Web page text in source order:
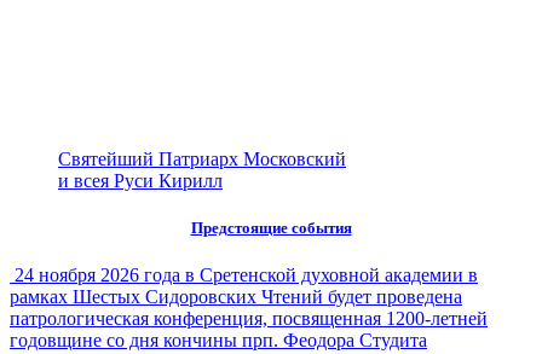
Святейший Патриарх Московский
и всея Руси Кирилл
Предстоящие события
24 ноября 2026 года в Сретенской духовной академии в
рамках Шестых Сидоровских Чтений будет проведена
патрологическая конференция, посвященная 1200-летней
годовщине со дня кончины прп. Феодора Студита